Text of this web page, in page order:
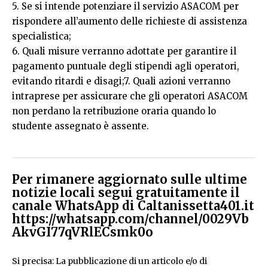
5. Se si intende potenziare il servizio ASACOM per
rispondere all’aumento delle richieste di assistenza
specialistica;
6. Quali misure verranno adottate per garantire il
pagamento puntuale degli stipendi agli operatori,
evitando ritardi e disagi;7. Quali azioni verranno
intraprese per assicurare che gli operatori ASACOM
non perdano la retribuzione oraria quando lo
studente assegnato è assente.
Per rimanere aggiornato sulle ultime
notizie locali segui gratuitamente il
canale WhatsApp di Caltanissetta401.it
https://whatsapp.com/channel/0029Vb
AkvGI77qVRlECsmk0o
Si precisa: La pubblicazione di un articolo e/o di